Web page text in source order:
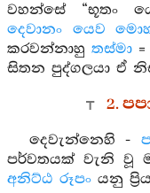
වහන්සේ “භූතං
දෙවානං යෙව
කරවන්නාහුතස්මා
සිතන පුද්ගලයා ඒ
2.
දෙවැන්නෙහි -
පර්වතයක් වැනි වූ
අනිට්ඨ රූපං යනු